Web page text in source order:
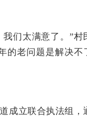
们太满意了。”村
的老问题是解决不
成立联合执法组，